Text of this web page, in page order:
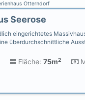
Otterndorf
Seerose
eingerichtetes
überdurchschnittliche
Fläche: 75m2